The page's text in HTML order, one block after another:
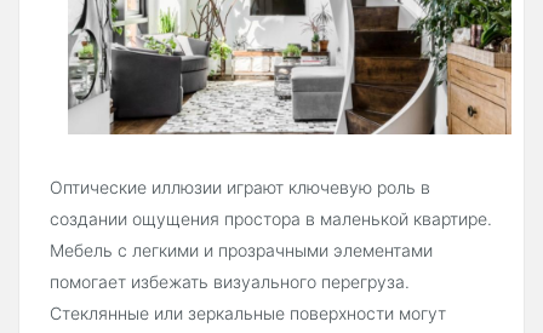
Оптические иллюзии играют ключевую роль в
создании ощущения простора в маленькой квартире.
Мебель с легкими и прозрачными элементами
помогает избежать визуального перегруза.
Стеклянные или зеркальные поверхности могут